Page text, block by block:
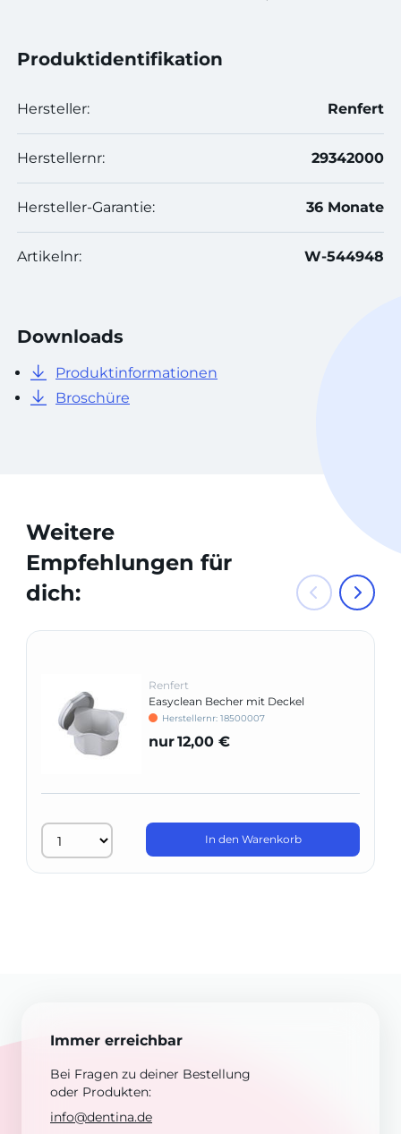
Produktidentifikation
Hersteller: Renfert
Herstellernr: 29342000
Hersteller-Garantie: 36 Monate
Artikelnr: W-544948
Downloads
Produktinformationen
Broschüre
Weitere
Empfehlungen für
dich:
Renfert
Easyclean Becher mit Deckel
Herstellernr: 18500007
nur12,00 €
In den Warenkorb
Immer erreichbar
Bei Fragen zu deiner Bestellung
oder Produkten:
info@dentina.de